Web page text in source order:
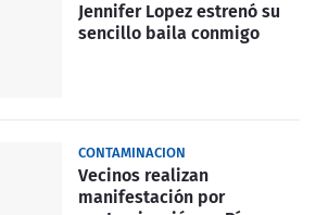
Jennifer Lopez estrenó su
sencillo baila conmigo
CONTAMINACION
Vecinos realizan
manifestación por